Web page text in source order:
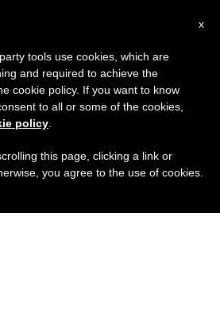
x
tools use cookies, which are
and required to achieve the
cookie policy. If you want to know
to all or some of the cookies,
policy
this page, clicking a link or
you agree to the use of cookies.